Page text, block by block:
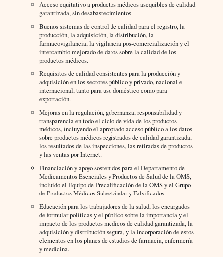
Acceso equitativo a productos médicos asequibles de calidad
garantizada, sin desabastecimientos
Buenos sistemas de control de calidad para el registro, la
producción, la adquisición, la distribución, la
farmacovigilancia, la vigilancia pos-comercialización y el
intercambio mejorado de datos sobre la calidad de los
productos médicos.
Requisitos de calidad consistentes para la producción y
adquisición en los sectores público y privado, nacional e
internacional, tanto para uso doméstico como para
exportación.
Mejoras en la regulación, gobernanza, responsabilidad y
transparencia en todo el ciclo de vida de los productos
médicos, incluyendo el apropiado acceso público a los datos
sobre productos médicos registrados de calidad garantizada,
los resultados de las inspecciones, las retiradas de productos
y las ventas por Internet.
Financiación y apoyo sostenidos para el Departamento de
Medicamentos Esenciales y Productos de Salud de la OMS,
incluido el Equipo de Precalificación de la OMS y el Grupo
de Productos Médicos Subestándar y Falsificados
Educación para los trabajadores de la salud, los encargados
de formular políticas y el público sobre la importancia y el
impacto de los productos médicos de calidad garantizada, la
adquisición y distribución segura, y la incorporación de estos
elementos en los planes de estudios de farmacia, enfermería
y medicina.